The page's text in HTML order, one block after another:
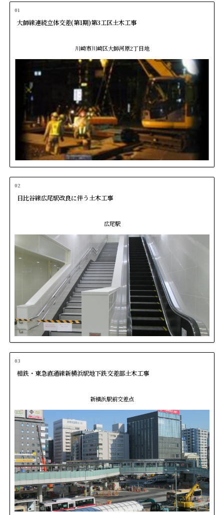
01
大師線連続立体交差(第1期)第3工区土木工事
川崎市川崎区大師河原2丁目地
02
日比谷線広尾駅改良に伴う土木工事
広尾駅
03
相鉄・東急直通線新横浜駅地下鉄交差部土木工事
新横浜駅前交差点